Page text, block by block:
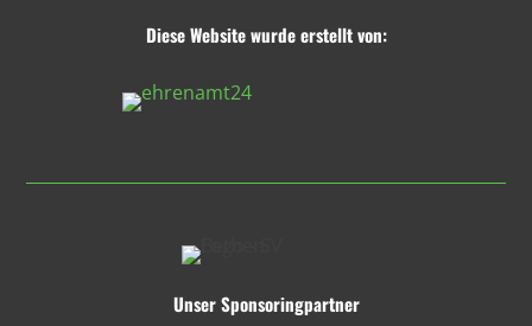
Diese Website wurde erstellt von:
Unser Sponsoringpartner